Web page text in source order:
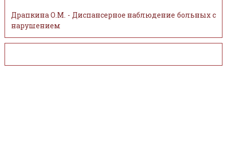
Драпкина О.М. - Диспансерное наблюдение больных с
нарушением